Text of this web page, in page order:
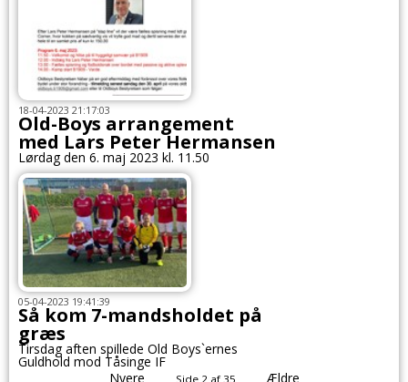
18-04-2023 21:17:03
Old-Boys arrangement
med Lars Peter Hermansen
Lørdag den 6. maj 2023 kl. 11.50
05-04-2023 19:41:39
Så kom 7-mandsholdet på
græs
Tirsdag aften spillede Old Boys`ernes
Guldhold mod Tåsinge IF
Nyere
Side 2 af 35 Ældre